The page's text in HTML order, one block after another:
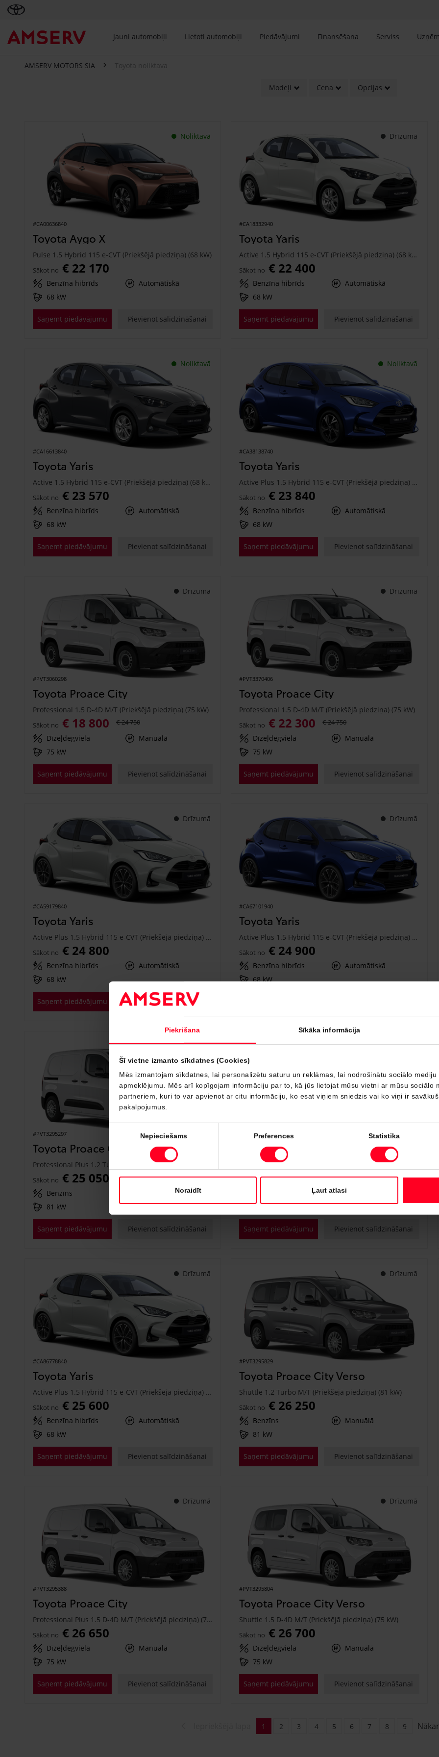
Piekrišana Sīkāka informācija
Šī vietne izmanto sīkdatnes (Cookies)
Mēs izmantojam sīkdatnes, lai personalizētu saturu un reklāmas, lai nodrošinātu sociālo mediju
apmeklējumu. Mēs arī kopīgojam informāciju par to, kā jūs lietojat mūsu vietni ar mūsu sociālo
partneriem, kuri to var apvienot ar citu informāciju, ko esat viņiem sniedzis vai ko viņi ir
pakalpojumus.
Piekrišanas
Nepieciešams Preferences Statistika
Noraidīt Ļaut atlasi
Jauni automobiļi Lietoti automobiļi Piedāvājumi Finansēšana Serviss
AMSERV MOTORS SIA Toyota noliktava
Modeļi Cena Opcijas
Noliktavā
#CA00636840
Toyota Aygo X
Pulse 1.5 Hybrid 115 e-CVT (Priekšējā piedziņa) (68 kW)
Sākot no € 22 170
Benzīna hibrīds
Automātiskā
68 kW
Saņemt piedāvājumu Pievienot salīdzināšanai
Drīzumā
#CA18332940
Toyota Yaris
Active 1.5 Hybrid 115 e-CVT (Priekšējā piedziņa) (68 kW)
Sākot no € 22 400
Benzīna hibrīds
Automātiskā
68 kW
Saņemt piedāvājumu Pievienot salīdzināšanai
Noliktavā
#CA16613840
Toyota Yaris
Active 1.5 Hybrid 115 e-CVT (Priekšējā piedziņa) (68 kW)
Sākot no € 23 570
Benzīna hibrīds
Automātiskā
68 kW
Saņemt piedāvājumu Pievienot salīdzināšanai
Noliktavā
#CA38138740
Toyota Yaris
Active Plus 1.5 Hybrid 115 e-CVT (Priekšējā piedziņa) (68 kW)
Sākot no € 23 840
Benzīna hibrīds
Automātiskā
68 kW
Saņemt piedāvājumu Pievienot salīdzināšanai
Drīzumā
#PVT3060298
Toyota Proace City
Professional 1.5 D-4D M/T (Priekšējā piedziņa) (75 kW)
Sākot no € 18 800 € 24 750
Dīzeļdegviela
Manuālā
75 kW
Saņemt piedāvājumu Pievienot salīdzināšanai
Drīzumā
#PVT3370406
Toyota Proace City
Professional 1.5 D-4D M/T (Priekšējā piedziņa) (75 kW)
Sākot no € 22 300 € 24 750
Dīzeļdegviela
Manuālā
75 kW
Saņemt piedāvājumu Pievienot salīdzināšanai
Drīzumā
#CA59179840
Toyota Yaris
Active Plus 1.5 Hybrid 115 e-CVT (Priekšējā piedziņa) (68 kW)
Sākot no € 24 800
Benzīna hibrīds
Automātiskā
68 kW
Saņemt piedāvājumu Pievienot salīdzināšanai
Drīzumā
#CA67101940
Toyota Yaris
Active Plus 1.5 Hybrid 115 e-CVT (Priekšējā piedziņa) (68 kW)
Sākot no € 24 900
Benzīna hibrīds
Automātiskā
68 kW
Drīzumā
#PVT3295297
Toyota Proace City
Sākot no € 25 050
Benzīns
81 kW
Saņemt piedāvājumu Pievienot salīdzināšanai
Drīzumā
#PVT3238446
Toyota Proace City
Professional 1.5 D-4D M/T (Priekšējā piedziņa) (75 kW)
Sākot no € 22 700 € 25 150
Manuālā
75 kW
Saņemt piedāvājumu Pievienot salīdzināšanai
Drīzumā
#CA86778840
Toyota Yaris
Active Plus 1.5 Hybrid 115 e-CVT (Priekšējā piedziņa) (68 kW)
Sākot no € 25 600
Benzīna hibrīds
Automātiskā
68 kW
Saņemt piedāvājumu Pievienot salīdzināšanai
Drīzumā
#PVT3295829
Toyota Proace City Verso
Shuttle 1.2 Turbo M/T (Priekšējā piedziņa) (81 kW)
Sākot no € 26 250
Benzīns
Manuālā
81 kW
Saņemt piedāvājumu Pievienot salīdzināšanai
Drīzumā
#PVT3295388
Toyota Proace City
Professional Plus 1.5 D-4D M/T (Priekšējā piedziņa) (75 kW)
Sākot no € 26 650
Dīzeļdegviela
Manuālā
75 kW
Saņemt piedāvājumu Pievienot salīdzināšanai
Drīzumā
#PVT3295804
Toyota Proace City Verso
Shuttle 1.5 D-4D M/T (Priekšējā piedziņa) (75 kW)
Sākot no € 26 700
Dīzeļdegviela
Manuālā
75 kW
Saņemt piedāvājumu Pievienot salīdzināšanai
1 2 3 4 5 6 7 8 9